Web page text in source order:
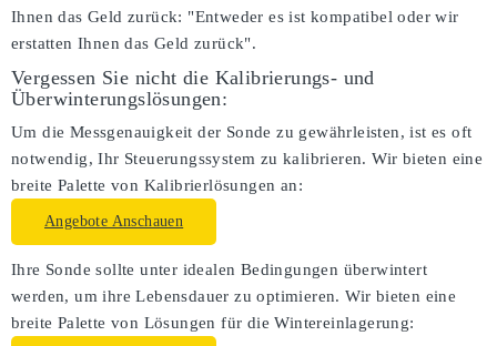
Ihnen das Geld zurück: "Entweder es ist kompatibel oder wir
erstatten Ihnen das Geld zurück".
Vergessen Sie nicht die Kalibrierungs- und
Überwinterungslösungen:
Um die Messgenauigkeit der Sonde zu gewährleisten, ist es oft
notwendig, Ihr Steuerungssystem zu kalibrieren. Wir bieten eine
breite Palette von Kalibrierlösungen an:
Angebote Anschauen
Ihre Sonde sollte unter idealen Bedingungen überwintert
werden, um ihre Lebensdauer zu optimieren. Wir bieten eine
breite Palette von Lösungen für die Wintereinlagerung: